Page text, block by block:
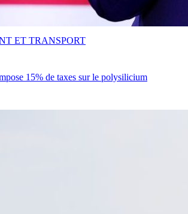
15% de taxes sur le polysilicium
ET TRANSPORT